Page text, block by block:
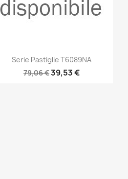
Anteprima
Serie Pastiglie T6089NA
79,06 €39,53 €